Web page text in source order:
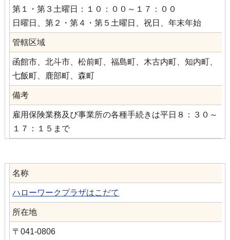
第１・第３土曜日：１０：００～１７：００
日曜日、第２・第４・第５土曜日、祝日、年末年始
管轄区域
函館市、北斗市、松前町、福島町、木古内町、知内町、
七飯町、鹿部町、森町
備考
雇用保険業務及び事業所の各種手続きは平日８：３０～
１７：１５まで
名称
ハローワークプラザはこだて
所在地
〒041-0806